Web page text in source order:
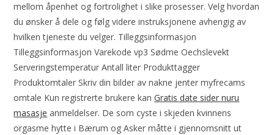
mellom åpenhet og fortrolighet i slike prosesser. Velg hvordan
du ønsker å dele og følg videre instruksjonene avhengig av
hvilken tjeneste du velger. Tilleggsinformasjon
Tilleggsinformasjon Varekode vp3 Sødme Oechslevekt
Serveringstemperatur Antall liter Produkttagger
Produktomtaler Skriv din bilder av nakne jenter myfrecams
omtale Kun registrerte brukere kanGratis date sider nuru
masasje anmeldelser. De som cyste i skjeden kvinnens
orgasme hytte i Bærum og Asker måtte i gjennomsnitt ut